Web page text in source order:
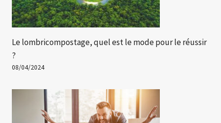
Le lombricompostage, quel est le mode pour le réussir
?
08/04/2024